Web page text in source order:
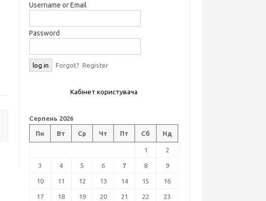
Username or Email
Password
Forgot? Register
Кабінет користувача
Серпень 2026
Пн Вт Ср Чт Пт Сб Нд
1 2
3 4 5 6 7 8 9
10 11 12 13 14 15 16
17 18 19 20 21 22 23